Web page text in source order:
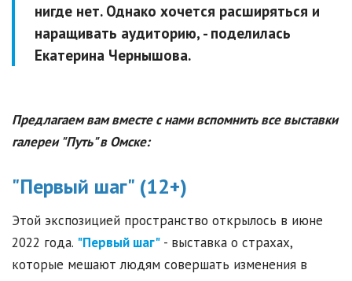
нигде нет. Однако хочется расширяться и
наращивать аудиторию, - поделилась
Екатерина Чернышова.
Предлагаем вам вместе с нами вспомнить все выставки
галереи "Путь" в Омске:
"Первый шаг" (12+)
Этой экспозицией пространство открылось в июне
2022 года. "Первый шаг" - выставка о страхах,
которые мешают людям совершать изменения в